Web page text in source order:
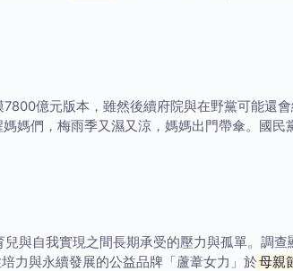
億元版本，雖然後續府院與在野黨可能還
媽們，梅雨季又濕又涼，媽媽出門帶傘。國民
與自我實現之間長期承受的壓力與孤單。調
力與永續發展的公益品牌「蘆葦女力」於母親